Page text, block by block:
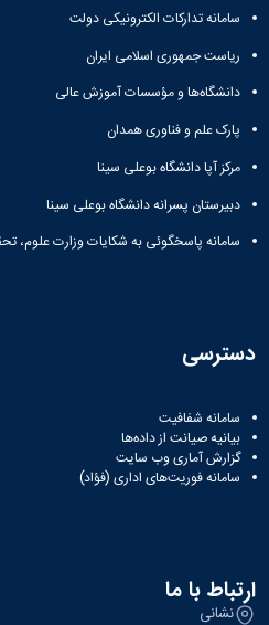
سامانه تدارکات الکترونیکی دولت
ریاست جمهوری اسلامی ایران
دانشگاه‌ها و مؤسسات آموزش عالی
پارک علم و فناوری همدان
مرکز آپا دانشگاه بوعلی سینا
دبیرستان پسرانه دانشگاه بوعلی سینا
سامانه پاسخگوئی به شکایات وزارت علوم،
دسترسی
سامانه شفافیت
بیانیه صیانت از داده‌ها
گزارش آماری وب‌ سایت
سامانه فوریت‌های اداری (فؤاد)
ارتباط با ما
نشانی